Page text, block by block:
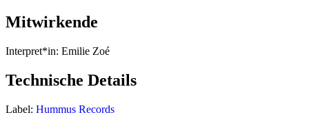
Mitwirkende
Interpret*in: Emilie Zoé
Technische Details
Label: Hummus Records